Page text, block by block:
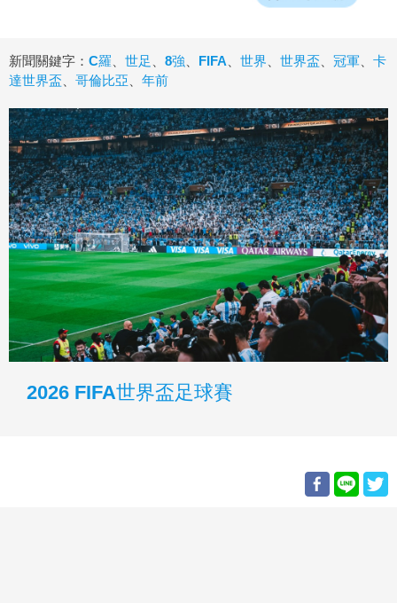
新聞關鍵字： C羅 世足 8強 FIFA 世界 世界盃 冠軍
卡
達世界盃
哥倫比亞 年前
2026 FIFA世界盃足球賽